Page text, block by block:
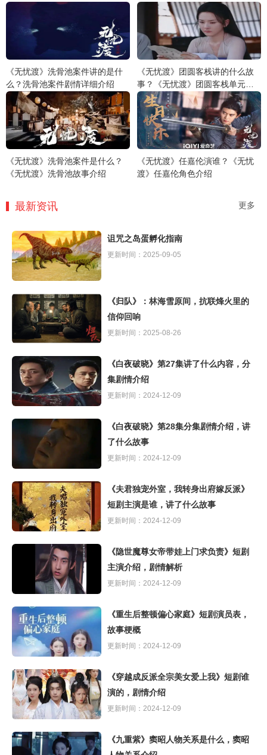
细介绍
《无忧渡》洗骨池案件讲的是什
么？洗骨池案件剧情详细介绍
《无忧渡》团圆客栈讲的什么故
事？《无忧渡》团圆客栈单元故
事介绍
《无忧渡》洗骨池案件是什么？
《无忧渡》洗骨池故事介绍
《无忧渡》任嘉伦演谁？《无忧
渡》任嘉伦角色介绍
最新资讯 更多
诅咒之岛蛋孵化指南
更新时间：2025-09-05
《归队》：林海雪原间，抗联烽火里的
信仰回响
更新时间：2025-08-26
《白夜破晓》第27集讲了什么内容，分
集剧情介绍
更新时间：2024-12-09
《白夜破晓》第28集分集剧情介绍，讲
了什么故事
更新时间：2024-12-09
《夫君独宠外室，我转身出府嫁反派》
短剧主演是谁，讲了什么故事
更新时间：2024-12-09
《隐世魔尊女帝带娃上门求负责》短剧
主演介绍，剧情解析
更新时间：2024-12-09
《重生后整顿偏心家庭》短剧演员表，
故事梗概
更新时间：2024-12-09
《穿越成反派全宗美女爱上我》短剧谁
演的，剧情介绍
更新时间：2024-12-09
《九重紫》窦昭人物关系是什么，窦昭